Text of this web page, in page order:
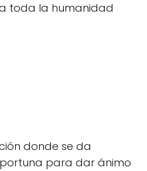
toda la humanidad
donde se da
para dar ánimo